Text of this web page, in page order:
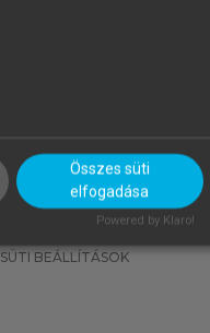
MI – ÁLTALÁNOS IRÁNYELVEK
SÜTI BEÁLLÍTÁSOK
Összes süti
elfogadása
Powered by Klaro!